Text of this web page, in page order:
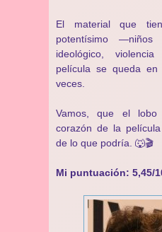
El material que
potentísimo —niños
ideológico,
película se queda en
veces.
Vamos, que el
corazón de la
de lo que podría. 🐺🎬
Mi puntuación: 5,45/